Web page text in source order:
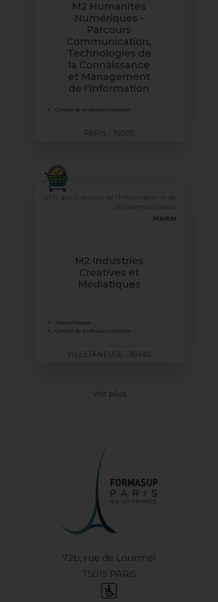
M2 Humanités
Numériques -
Parcours
Communication,
Technologies de
la Connaissance
et Management
de l'Information
Contrat de professionnalisation
PARIS - 75005
UFR des Sciences de l'Information et de
la Communication
Master
M2 Industries
Créatives et
Médiatiques
Apprentissage
Contrat de professionnalisation
VILLETANEUSE - 93430
Voir plus
72b, rue de Lourmel
75015 PARIS